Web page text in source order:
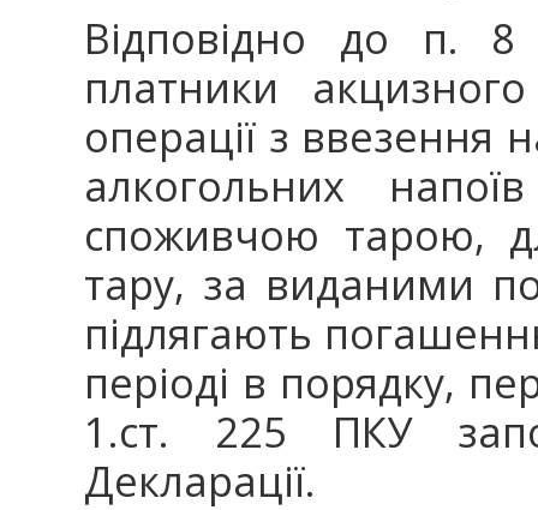
Відповідно до п.
платники
операції з ввезення
алкогольних
споживчою тарою,
тару, за виданими
підлягають
періоді в порядку,
1.ст. 225 ПКУ
Декларації.